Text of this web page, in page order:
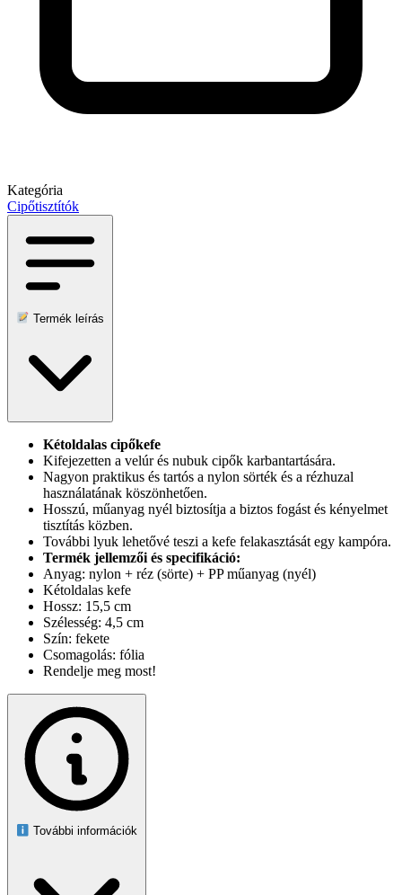
Kategória
Cipőtisztítók
Termék leírás
Kétoldalas cipőkefe
Kifejezetten a velúr és nubuk cipők karbantartására.
Nagyon praktikus és tartós a nylon sörték és a rézhuzal
használatának köszönhetően.
Hosszú, műanyag nyél biztosítja a biztos fogást és kényelmet
tisztítás közben.
További lyuk lehetővé teszi a kefe felakasztását egy kampóra.
Termék jellemzői és specifikáció:
Anyag: nylon + réz (sörte) + PP műanyag (nyél)
Kétoldalas kefe
Hossz: 15,5 cm
Szélesség: 4,5 cm
Szín: fekete
Csomagolás: fólia
Rendelje meg most!
További információk